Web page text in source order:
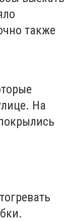
также
На